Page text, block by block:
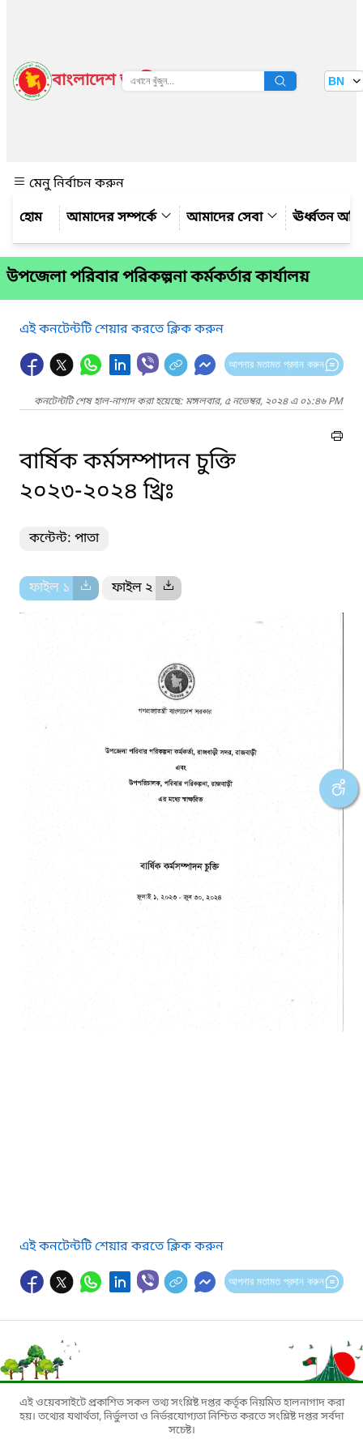
বাংলাদেশ জাতীয় তথ্য বাতায়ন BN
মেনু নির্বাচন করুন
আমাদের সম্পর্কে
আমাদের সেবা ঊর্ধ্বতন
উপজেলা পরিবার পরিকল্পনা কর্মকর্তার কার্যালয়
এই কনটেন্টটি শেয়ার করতে ক্লিক করুন
আপনার মতামত প্রদান করুন
কনটেন্টটি শেষ হাল-নাগাদ করা হয়েছে: মঙ্গলবার, ৫ নভেম্বর, ২০২৪ এ ০১:৪৬ PM
বার্ষিক কর্মসম্পাদন চুক্তি
২০২৩-২০২৪ খ্রিঃ
কন্টেন্ট: পাতা
ফাইল ১ ফাইল ২
এই কনটেন্টটি শেয়ার করতে ক্লিক করুন
আপনার মতামত প্রদান করুন
এই ওয়েবসাইটে প্রকাশিত সকল তথ্য সংশ্লিষ্ট দপ্তর কর্তৃক নিয়মিত হালনাগাদ করা
হয়। তথ্যের যথার্থতা, নির্ভুলতা ও নির্ভরযোগ্যতা নিশ্চিত করতে সংশ্লিষ্ট দপ্তর সর্বদা
সচেষ্ট।